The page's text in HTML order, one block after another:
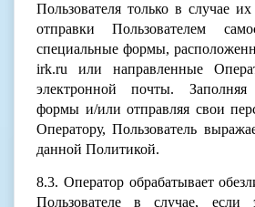
Пользователя только в случае
отправки Пользователем
специальные формы,
irk.ru или направленные
электронной почты. Заполняя
формы и/или отправляя свои
Оператору, Пользователь
данной Политикой.
8.3. Оператор обрабатывает
Пользователе в случае, если